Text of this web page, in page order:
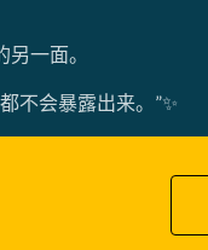
一面。
不会暴露出来。”✨